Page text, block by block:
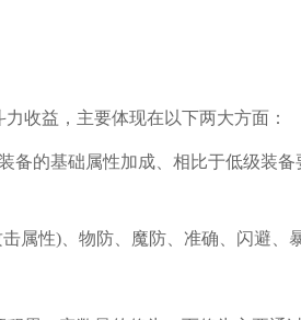
收益，主要体现在以下两大方面：
备的基础属性加成、相比于低级装
属性)、物防、魔防、准确、闪避、